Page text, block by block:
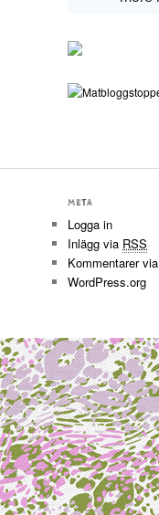
META
Logga in
Inlägg via RSS
Kommentarer via
WordPress.org